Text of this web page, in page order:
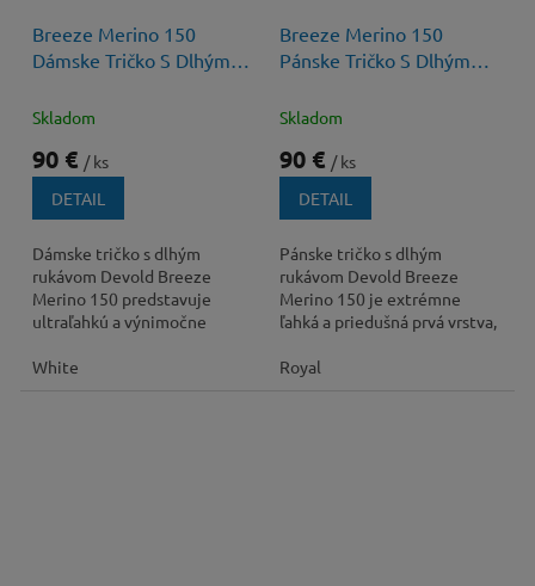
Breeze Merino 150
Dámske Tričko S Dlhým
Skladom
90 € / ks
DETAIL
Dámske tričko s dlhým
rukávom Devold Breeze
Merino 150 predstavuje
ultraľahkú a výnimočne
navrhnutú pre celoročný
White
Breeze Merino 150
Pánske Tričko S Dlhým
Skladom
90 € / ks
DETAIL
Pánske tričko s dlhým
rukávom Devold Breeze
Merino 150 je extrémne
ľahká a priedušná prvá vrstva,
komfort pri akejkoľvek...
Royal